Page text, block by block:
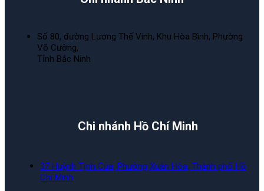
Số 80, đường Lương Thế Vinh, Khu Hòa Bình, Phường
Võ Cường,
Tỉnh Bắc Ninh
Chi nhánh Hồ Chí Minh
37 Huỳnh Tịnh Của, Phường Xuân Hòa, Thành phố Hồ
Chí Minh